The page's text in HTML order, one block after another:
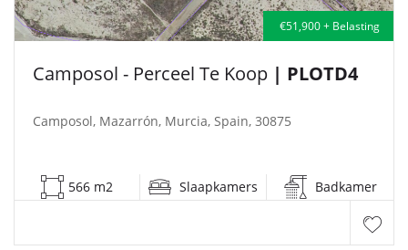
€51,900 + Belasting
Camposol - Perceel Te Koop | PLOTD4
Camposol, Mazarrón, Murcia, Spain, 30875
566 m2 Slaapkamers Badkamer